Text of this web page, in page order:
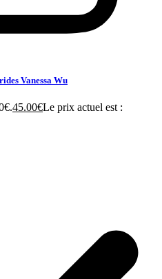
Vanessa Wu
45.00€Le prix actuel est :